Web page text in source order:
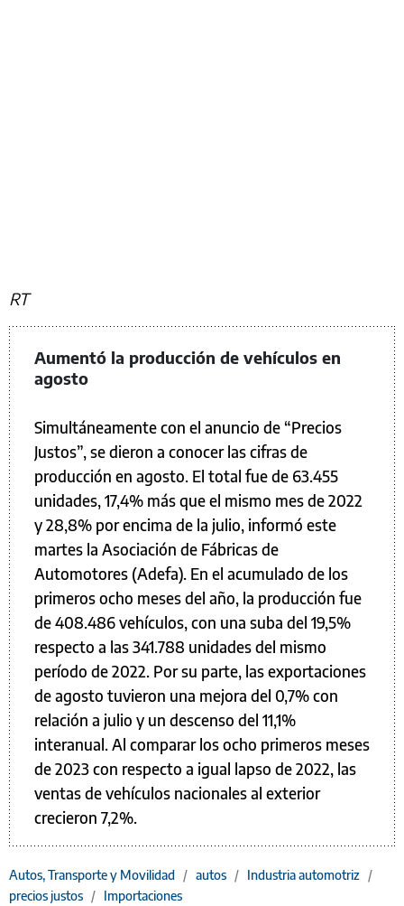
RT
Aumentó la producción de vehículos en
agosto
Simultáneamente con el anuncio de “Precios
Justos”, se dieron a conocer las cifras de
producción en agosto. El total fue de 63.455
unidades, 17,4% más que el mismo mes de 2022
y 28,8% por encima de la julio, informó este
martes la Asociación de Fábricas de
Automotores (Adefa). En el acumulado de los
primeros ocho meses del año, la producción fue
de 408.486 vehículos, con una suba del 19,5%
respecto a las 341.788 unidades del mismo
período de 2022. Por su parte, las exportaciones
de agosto tuvieron una mejora del 0,7% con
relación a julio y un descenso del 11,1%
interanual. Al comparar los ocho primeros meses
de 2023 con respecto a igual lapso de 2022, las
ventas de vehículos nacionales al exterior
crecieron 7,2%.
Autos, Transporte y Movilidad / autos / Industria automotriz /
precios justos / Importaciones